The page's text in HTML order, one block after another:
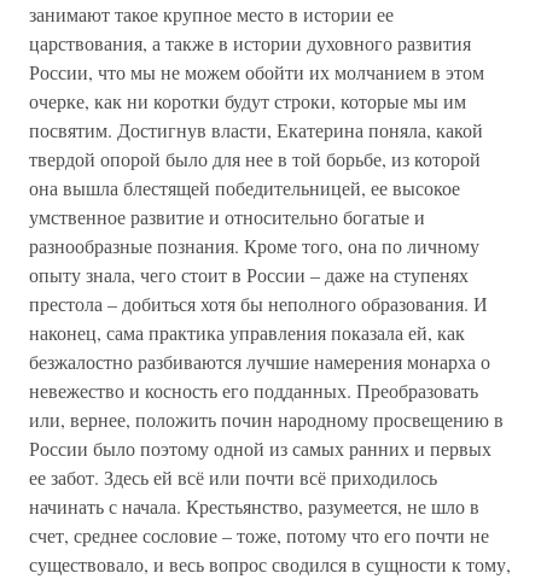
занимают такое крупное место в истории ее
царствования, а также в истории духовного развития
России, что мы не можем обойти их молчанием в этом
очерке, как ни коротки будут строки, которые мы им
посвятим. Достигнув власти, Екатерина поняла, какой
твердой опорой было для нее в той борьбе, из которой
она вышла блестящей победительницей, ее высокое
умственное развитие и относительно богатые и
разнообразные познания. Кроме того, она по личному
опыту знала, чего стоит в России – даже на ступенях
престола – добиться хотя бы неполного образования. И
наконец, сама практика управления показала ей, как
безжалостно разбиваются лучшие намерения монарха о
невежество и косность его подданных. Преобразовать
или, вернее, положить почин народному просвещению в
России было поэтому одной из самых ранних и первых
ее забот. Здесь ей всё или почти всё приходилось
начинать с начала. Крестьянство, разумеется, не шло в
счет, среднее сословие – тоже, потому что его почти не
существовало, и весь вопрос сводился в сущности к тому,